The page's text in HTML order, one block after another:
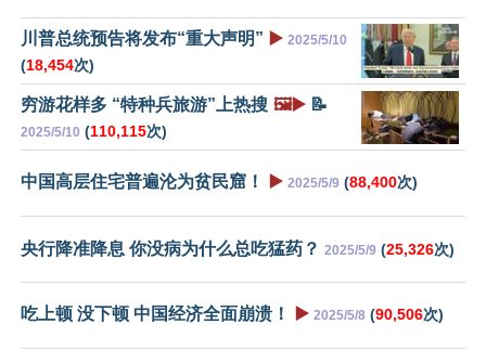
川普总统预告将发布“重大声明” ▶️ 2025/5/10
(18,454次)
穷游花样多 “特种兵旅游”上热搜 🖼️▶️ 📝
2025/5/10 (110,115次)
中国高层住宅普遍沦为贫民窟！ ▶️ 2025/5/9 (88,400次)
央行降准降息 你没病为什么总吃猛药？ 2025/5/9 (25,326次)
吃上顿 没下顿 中国经济全面崩溃！ ▶️ 2025/5/8 (90,506次)